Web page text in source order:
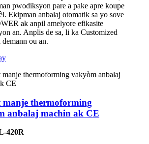
pwodiksyon pare a pake apre koupe
Ekipman anbalaj otomatik sa yo sove
ak anpil amelyore efikasite
an. Anplis de sa, li ka Customized
ou an.
manje thermoforming
anbalaj machin ak CE
420R